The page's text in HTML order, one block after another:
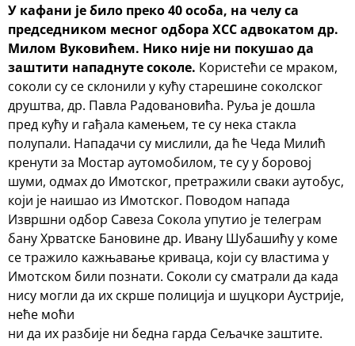
У кафани је било преко 40 особа, на челу са
председником месног одбора ХСС адвокатом др.
Милом Вуковићем. Нико није ни покушао да
заштити нападнуте соколе. Користећи се мраком,
соколи су се склонили у кућу старешине соколског
друштва, др. Павла Радовановића. Руља је дошла
пред кућу и гађала камењем, те су нека стакла
полупали. Нападачи су мислили, да ће Чеда Милић
кренути за Мостар аутомобилом, те су у боровој
шуми, одмах до Имотског, претражили сваки аутобус,
који је наишао из Имотског. Поводом напада
Извршни одбор Савеза Сокола упутио је телеграм
бану Хрватске Бановине др. Ивану Шубашићу у коме
се тражило кажњавање криваца, који су властима у
Имотском били познати. Соколи су сматрали да када
нису могли да их скрше полиција и шуцкори Аустрије,
неће моћи
ни да их разбије ни бедна гарда Сељачке заштите.